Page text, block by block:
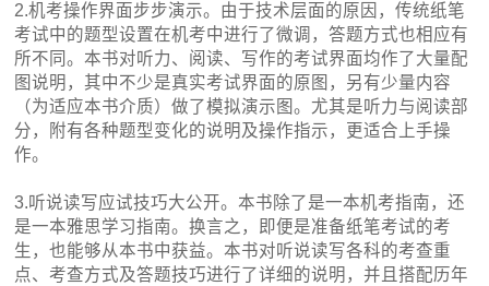
2.机考操作界面步步演示。由于技术层面的原因，传统纸笔
考试中的题型设置在机考中进行了微调，答题方式也相应有
所不同。本书对听力、阅读、写作的考试界面均作了大量配
图说明，其中不少是真实考试界面的原图，另有少量内容
（为适应本书介质）做了模拟演示图。尤其是听力与阅读部
分，附有各种题型变化的说明及操作指示，更适合上手操
作。
3.听说读写应试技巧大公开。本书除了是一本机考指南，还
是一本雅思学习指南。换言之，即便是准备纸笔考试的考
生，也能够从本书中获益。本书对听说读写各科的考查重
点、考查方式及答题技巧进行了详细的说明，并且搭配历年